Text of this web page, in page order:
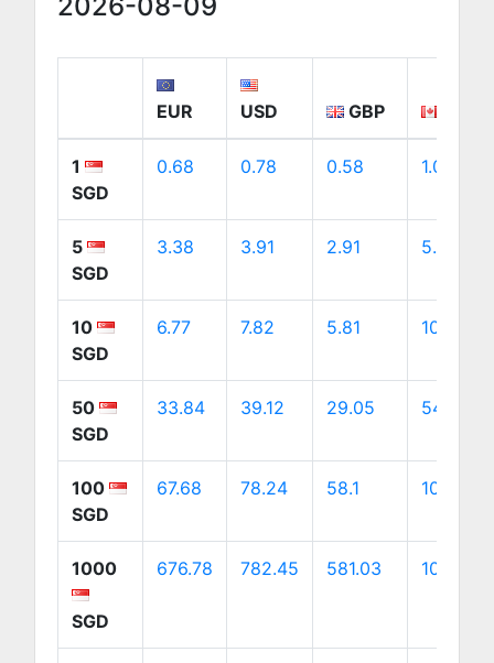
EUR USD GBP
1
SGD
0.68 0.78 0.58 1.09
5
SGD
3.38 3.91 2.91 5.46
10
SGD
6.77 7.82 5.81 10.92
50
SGD
33.84 39.12 29.05 54.59
100
SGD
67.68 78.24 58.1 109.19
1000
SGD
676.78 782.45 581.03 1091.87